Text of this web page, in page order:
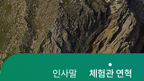
인사말 체험관 연혁